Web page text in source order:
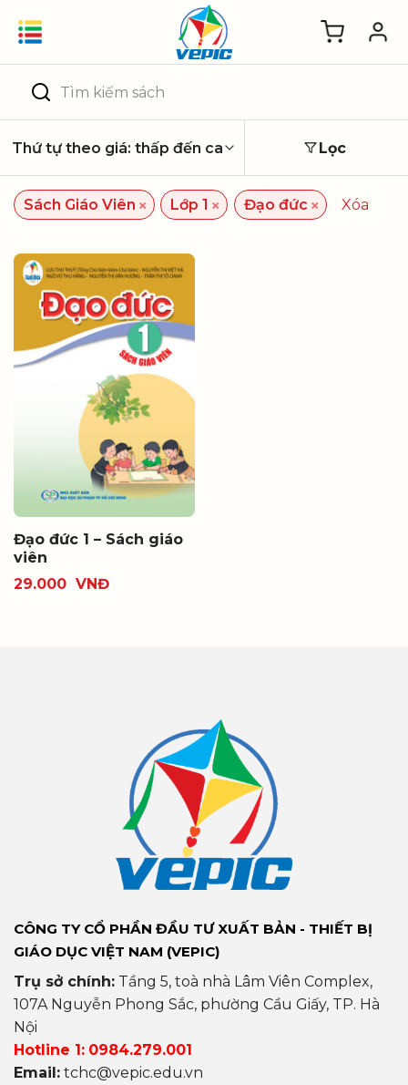
Tìm
kiếm:
Lọc
Sách Giáo Viên × Lớp 1 × Đạo đức × Xóa
Đạo đức 1 – Sách giáo
viên
29.000 VNĐ
CÔNG TY CỔ PHẦN ĐẦU TƯ XUẤT BẢN - THIẾT BỊ
GIÁO DỤC VIỆT NAM (VEPIC)
Trụ sở chính: Tầng 5, toà nhà Lâm Viên Complex,
107A Nguyễn Phong Sắc, phường Cầu Giấy, TP. Hà
Nội
Hotline 1: 0984.279.001
Email: tchc@vepic.edu.vn